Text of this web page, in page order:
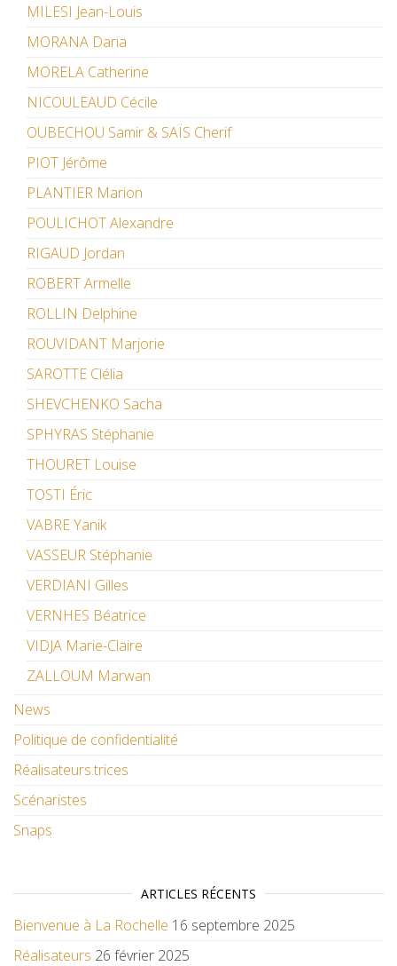
MILESI Jean-Louis
MORANA Daria
MORELA Catherine
NICOULEAUD Cécile
OUBECHOU Samir & SAÏS Cherif
PIOT Jérôme
PLANTIER Marion
POULICHOT Alexandre
RIGAUD Jordan
ROBERT Armelle
ROLLIN Delphine
ROUVIDANT Marjorie
SAROTTE Clélia
SHEVCHENKO Sacha
SPHYRAS Stéphanie
THOURET Louise
TOSTI Éric
VABRE Yanik
VASSEUR Stéphanie
VERDIANI Gilles
VERNHES Béatrice
VIDJA Marie-Claire
ZALLOUM Marwan
News
Politique de confidentialité
Réalisateurs.trices
Scénaristes
Snaps
ARTICLES RÉCENTS
Bienvenue à La Rochelle 16 septembre 2025
Réalisateurs 26 février 2025